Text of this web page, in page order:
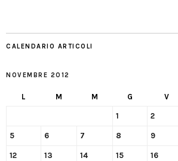
CALENDARIO ARTICOLI
NOVEMBRE 2012
L M M G V
1 2
5 6 7 8 9
12 13 14 15 16